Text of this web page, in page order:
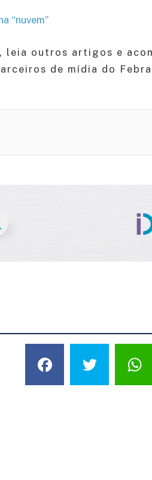
“nuvem”
, leia outros artigos e
de mídia do